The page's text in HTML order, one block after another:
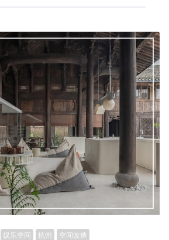
娱乐空间 杭州 空间改造